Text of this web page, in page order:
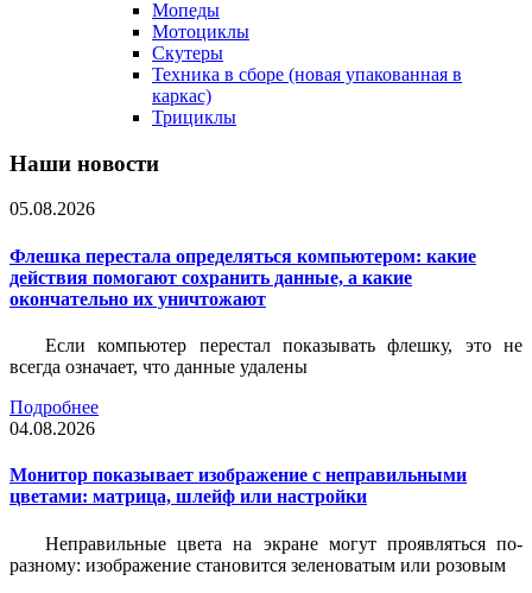
Мопеды
Мотоциклы
Скутеры
Техника в сборе (новая упакованная в
каркас)
Трициклы
Наши новости
05.08.2026
Флешка перестала определяться компьютером: какие
действия помогают сохранить данные, а какие
окончательно их уничтожают
Если компьютер перестал показывать флешку, это не
всегда означает, что данные удалены
Подробнее
04.08.2026
Монитор показывает изображение с неправильными
цветами: матрица, шлейф или настройки
Неправильные цвета на экране могут проявляться по-
разному: изображение становится зеленоватым или розовым